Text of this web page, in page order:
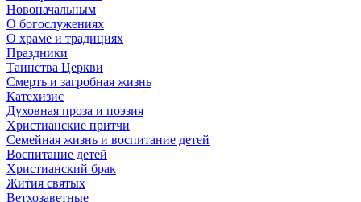
Новоначальным
О богослужениях
О храме и традициях
Праздники
Таинства Церкви
Смерть и загробная жизнь
Катехизис
Духовная проза и поэзия
Христианские притчи
Семейная жизнь и воспитание детей
Воспитание детей
Христианский брак
Жития святых
Ветхозаветные